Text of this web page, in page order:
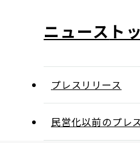
ニュース
プレスリリース
民営化以前のプレ